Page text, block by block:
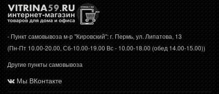
- Пункт самовывоза м-р "Кировский": г. Пермь, ул. Липатова, 13
(Пн-Пт 10.00-20.00, Сб-10.00-19.00 Вс - 10.00-18.00 (обед 14.00-15.00))
Другие пункты самовывоза
Мы ВКонтакте